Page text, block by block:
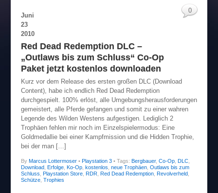
Juni
23
2010
Red Dead Redemption DLC –
„Outlaws bis zum Schluss“ Co-Op
Paket jetzt kostenlos downloaden
Kurz vor dem Release des ersten großen DLC (Download
Content), habe ich endlich Red Dead Redemption
durchgespielt. 100% erlöst, alle Umgebungsherausforderungen
gemeistert, alle Pferde gefangen und somit zu einer wahren
Legende des Wilden Westens aufgestigen. Lediglich 2
Trophäen fehlen mir noch im Einzelspielermodus: Eine
Goldmedallie bei einer Kampfmission und die Hidden Trophie,
bei der man […]
By Marcus Lottermoser• Playstation 3
0
• Tags: Bergbauer, Co-Op, DLC,
Download, Erfolge, Ko-Op, kostenlos neue Trophäen, Outlaws bis zum
Schluss Playstation Store, RDR, Red Dead Redemption, Revolverheld,
Schütze, Trophies